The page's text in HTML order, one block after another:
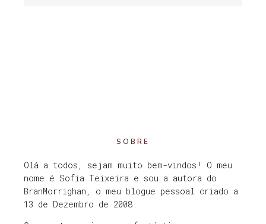
SOBRE
Olá a todos, sejam muito bem-vindos! O meu
nome é Sofia Teixeira e sou a autora do
BranMorrighan, o meu blogue pessoal criado a
13 de Dezembro de 2008.